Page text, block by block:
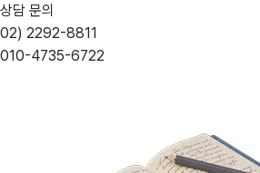
상담 문의
02) 2292-8811
010-4735-6722